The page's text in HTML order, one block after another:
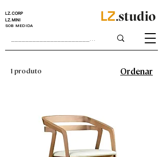
LZ.CORP
LZ.MINI
SOB MEDIDA
1 produto Ordenar